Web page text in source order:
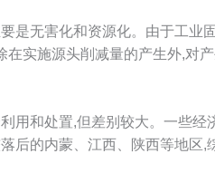
是无害化和资源化。由于工业
实施源头削减量的产生外,对
用和处置,但差别较大。一些
后的内蒙、江西、陕西等地区